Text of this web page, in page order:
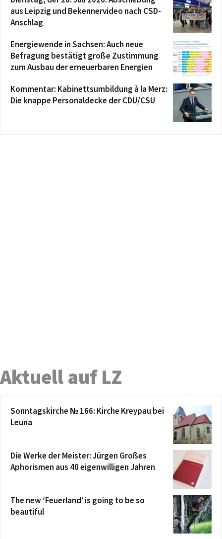
aus Leipzig und Bekennervideo nach CSD-
Anschlag
Energiewende in Sachsen: Auch neue
Befragung bestätigt große Zustimmung
zum Ausbau der erneuerbaren Energien
Kommentar: Kabinettsumbildung à la Merz:
Die knappe Personaldecke der CDU/CSU
Aktuell auf LZ
Sonntagskirche № 166: Kirche Kreypau bei
Leuna
Die Werke der Meister: Jürgen Großes
Aphorismen aus 40 eigenwilligen Jahren
The new ‘Feuerland’ is going to be so
beautiful